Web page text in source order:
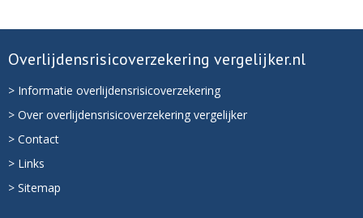
Overlijdensrisicoverzekering vergelijker.nl
> Informatie overlijdensrisicoverzekering
> Over overlijdensrisicoverzekering vergelijker
> Contact
> Links
> Sitemap